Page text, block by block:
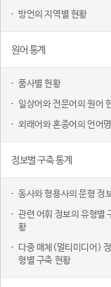
방언의 지역별 현황
원어 통계
품사별 현황
일상어와 전문어의 원어
외래어와 혼종어의 언어
정보별 구축 통계
동사와 형용사의 문형 정
관련 어휘 정보의 유형별
황
다중 매체(멀티미디어)
형별 구축 현황